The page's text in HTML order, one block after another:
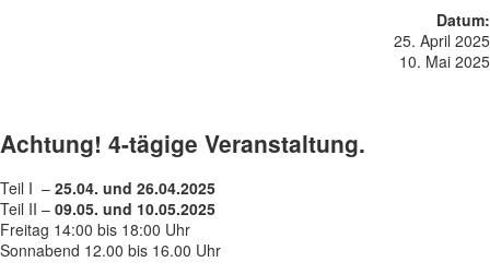
Datum:
25. April 2025
10. Mai 2025
Achtung! 4-tägige Veranstaltung.
Teil I – 25.04. und 26.04.2025
Teil II – 09.05. und 10.05.2025
Freitag 14:00 bis 18:00 Uhr
Sonnabend 12.00 bis 16.00 Uhr